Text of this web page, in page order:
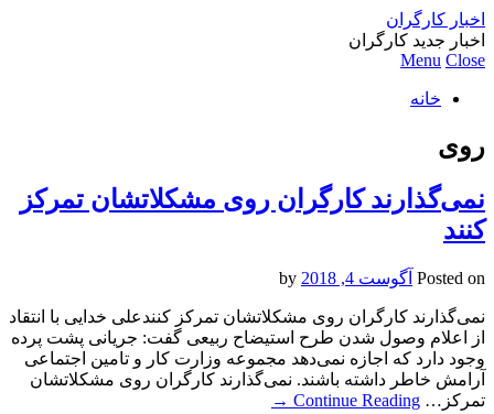
اخبار کارگران
اخبار جدید کارگران
Menu Close
خانه
روی
نمی‌گذارند کارگران روی مشکلاتشان تمرکز
کنند
Posted on آگوست 4, 2018
نمی‌گذارند کارگران روی مشکلاتشان تمرکز کنندعلی خدایی با انتقاد
از اعلام وصول شدن طرح استیضاح ربیعی گفت: جریانی پشت پرده
وجود دارد که اجازه نمی‌دهد مجموعه وزارت کار و تامین اجتماعی
آرامش خاطر داشته باشند. نمی‌گذارند کارگران روی مشکلاتشان
تمرکز… Continue Reading
→